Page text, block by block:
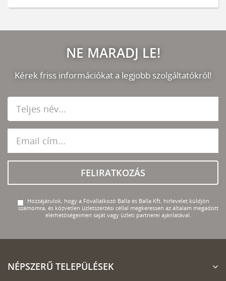
NE MARADJ LE!
Kérek friss információkat a legjobb szolgáltatókról!
FELIRATKOZÁS
Hozzájárulok, hogy a Fővállalkozó Balla és Balla Kft. hírlevelet küldjön
számomra, és közvetlen üzletszerzési céllal megkeressen az általam megadott
elérhetőségeimen saját vagy üzleti partnerei ajánlatával.
NÉPSZERŰ TELEPÜLÉSEK